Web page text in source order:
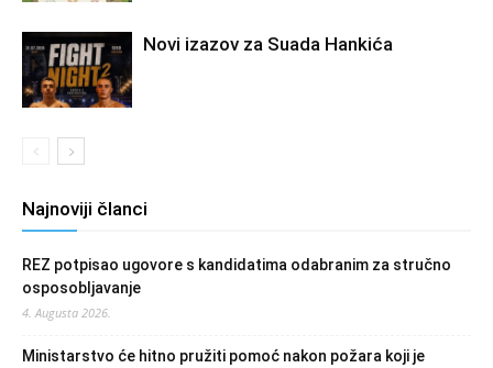
Novi izazov za Suada Hankića
Najnoviji članci
REZ potpisao ugovore s kandidatima odabranim za stručno
osposobljavanje
4. Augusta 2026.
Ministarstvo će hitno pružiti pomoć nakon požara koji je